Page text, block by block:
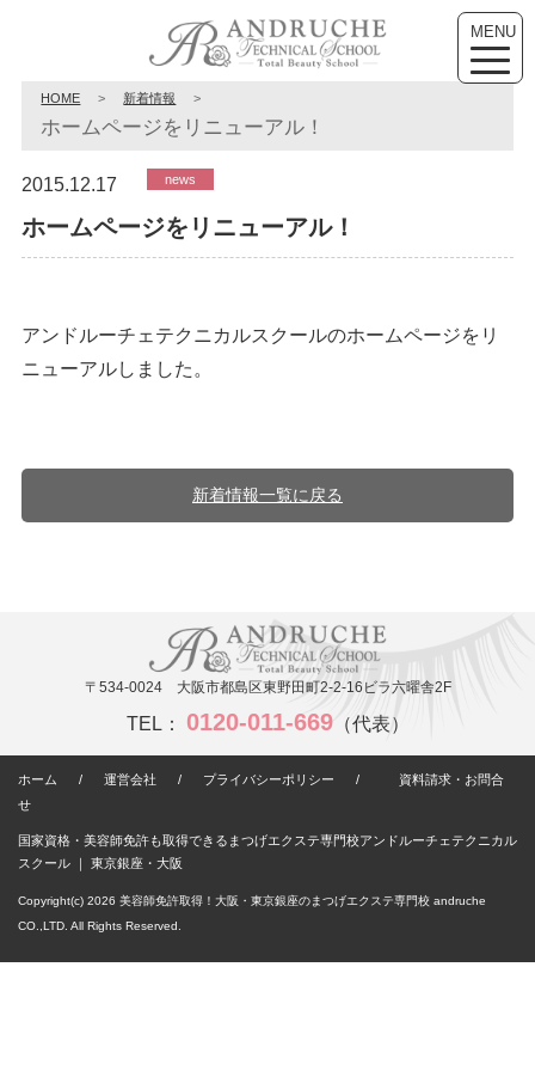
MENU
toggle
HOME > 新着情報 >
ホームページをリニューアル！
2015.12.17 news
ホームページをリニューアル！
アンドルーチェテクニカルスクールのホームページをリ
ニューアルしました。
新着情報一覧に戻る
〒534-0024 大阪市都島区東野田町2-2-16ビラ六曜舎2F
TEL： 0120-011-669（代表）
ホーム / 運営会社 / プライバシーポリシー /
資料請求・お問合
せ
国家資格・美容師免許も取得できるまつげエクステ専門校アンドルーチェテクニカル
スクール ｜ 東京銀座・大阪
Copyright(c) 2026 美容師免許取得！大阪・東京銀座のまつげエクステ専門校 andruche
CO.,LTD. All Rights Reserved.